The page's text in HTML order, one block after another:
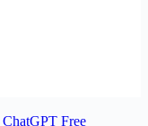
ChatGPT Free